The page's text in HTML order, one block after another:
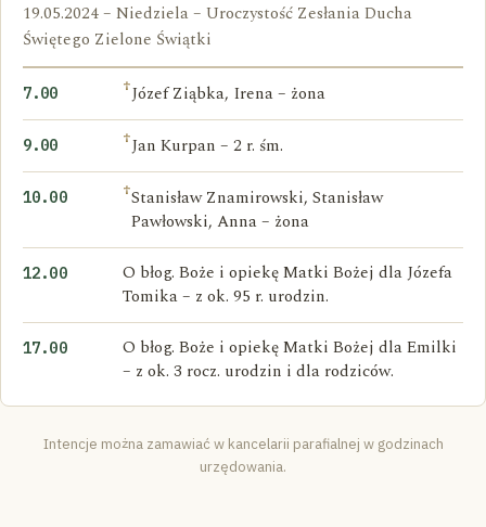
19.05.2024 – Niedziela – Uroczystość Zesłania Ducha
Świętego Zielone Świątki
7.00 †Józef Ziąbka, Irena – żona
9.00 †Jan Kurpan – 2 r. śm.
10.00 †Stanisław Znamirowski, Stanisław
Pawłowski, Anna – żona
12.00
O błog. Boże i opiekę Matki Bożej dla Józefa
Tomika – z ok. 95 r. urodzin.
17.00
O błog. Boże i opiekę Matki Bożej dla Emilki
– z ok. 3 rocz. urodzin i dla rodziców.
Intencje można zamawiać w kancelarii parafialnej w godzinach
urzędowania.